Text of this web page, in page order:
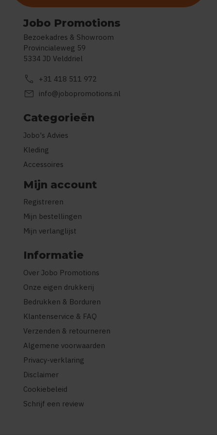
Jobo Promotions
Bezoekadres & Showroom
Provincialeweg 59
5334 JD Velddriel
call +31 418 511 972
mail info@jobopromotions.nl
Categorieën
Jobo's Advies
Kleding
Accessoires
Mijn account
Registreren
Mijn bestellingen
Mijn verlanglijst
Informatie
Over Jobo Promotions
Onze eigen drukkerij
Bedrukken & Borduren
Klantenservice & FAQ
Verzenden & retourneren
Algemene voorwaarden
Privacy-verklaring
Disclaimer
Cookiebeleid
Schrijf een review